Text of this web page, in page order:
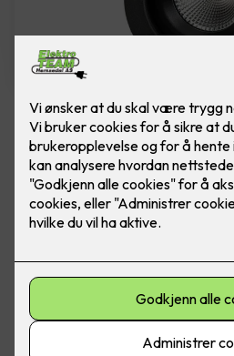
10 stk sorte LED
rehab inkl. LED
Ferdig montert Junistar
Flott LED downlight med 42
graders vipp i to retninger til
dimmer. Inkludert montering.